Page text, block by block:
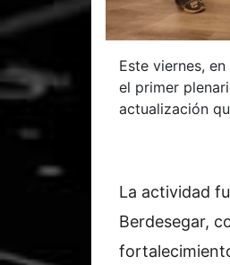
Este viernes,
el primer
actualización
La actividad
Berdesegar,